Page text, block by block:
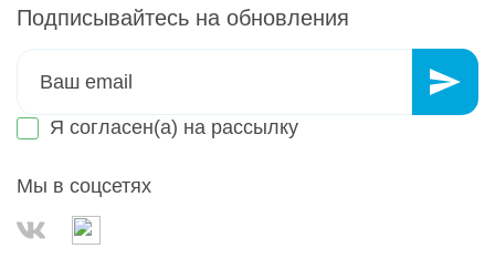
Подписывайтесь на обновления
Я согласен(а) на рассылку
Мы в соцсетях